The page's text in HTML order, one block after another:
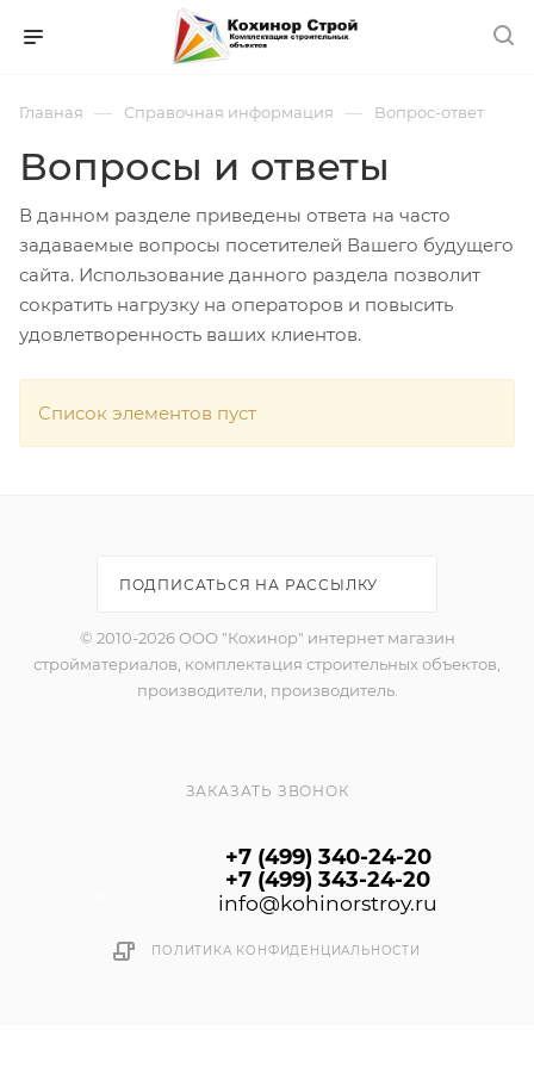
Главная — Справочная информация — Вопрос-ответ
Вопросы и ответы
В данном разделе приведены ответа на часто
задаваемые вопросы посетителей Вашего будущего
сайта. Использование данного раздела позволит
сократить нагрузку на операторов и повысить
удовлетворенность ваших клиентов.
Список элементов пуст
ПОДПИСАТЬСЯ НА РАССЫЛКУ
© 2010-2026 ООО "Кохинор" интернет магазин
стройматериалов, комплектация строительных объектов,
производители, производитель.
ЗАКАЗАТЬ ЗВОНОК
+7 (499) 340-24-20
+7 (499) 343-24-20
info@kohinorstroy.ru
ПОЛИТИКА КОНФИДЕНЦИАЛЬНОСТИ